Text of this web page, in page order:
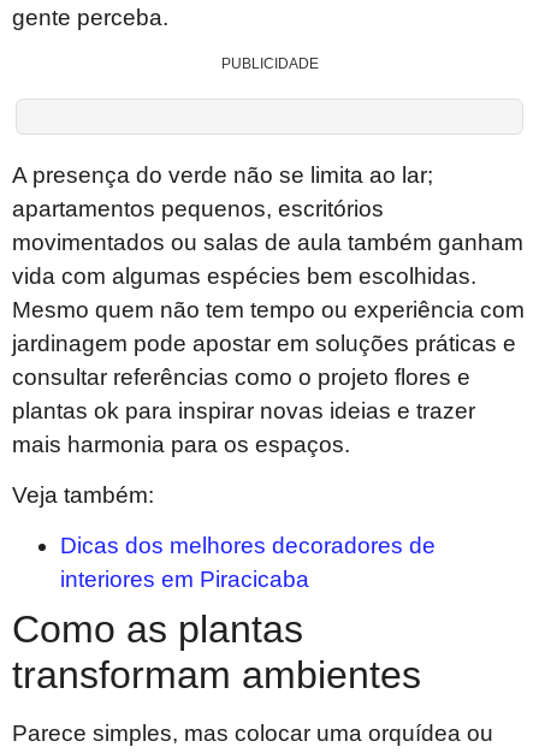
gente perceba.
PUBLICIDADE
A presença do verde não se limita ao lar;
apartamentos pequenos, escritórios
movimentados ou salas de aula também ganham
vida com algumas espécies bem escolhidas.
Mesmo quem não tem tempo ou experiência com
jardinagem pode apostar em soluções práticas e
consultar referências como o projeto flores e
plantas ok para inspirar novas ideias e trazer
mais harmonia para os espaços.
Veja também:
Dicas dos melhores decoradores de
interiores em Piracicaba
Como as plantas
transformam ambientes
Parece simples, mas colocar uma orquídea ou